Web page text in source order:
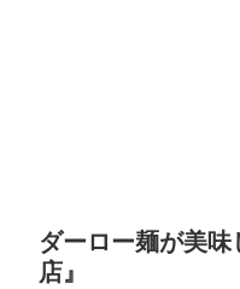
ダーロー麺が美
店』